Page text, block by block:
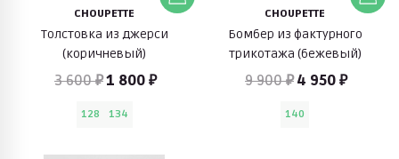
CHOUPETTE
Толстовка из джерси
(коричневый)
3 600 ₽1 800 ₽
128 134
CHOUPETTE
Бомбер из фактурного
трикотажа (бежевый)
9 900 ₽ 4 950 ₽
140